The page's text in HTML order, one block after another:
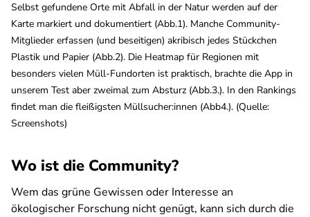
Selbst gefundene Orte mit Abfall in der Natur werden auf der
Karte markiert und dokumentiert (Abb.1). Manche Community-
Mitglieder erfassen (und beseitigen) akribisch jedes Stückchen
Plastik und Papier (Abb.2). Die Heatmap für Regionen mit
besonders vielen Müll-Fundorten ist praktisch, brachte die App in
unserem Test aber zweimal zum Absturz (Abb.3.). In den Rankings
findet man die fleißigsten Müllsucher:innen (Abb4.). (Quelle:
Screenshots)
Wo ist die Community?
Wem das grüne Gewissen oder Interesse an
ökologischer Forschung nicht genügt, kann sich durch die